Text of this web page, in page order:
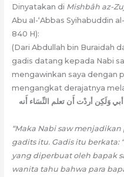
Dinyatakan di Mishbâh az-
Abu al-‘Abbas Syihabuddin
840 H):
(Dari Abdullah bin Buraidah
gadis datang kepada Nabi
mengawinkan saya dengan
mengangkat derajatnya
وَلَكِن أردْت أَن تعلم النِّسَاء أَنه
“Maka Nabi saw
gadits itu. Gadis itu berkata:
yang diperbuat oleh bapak
wanita tahu bahwa para